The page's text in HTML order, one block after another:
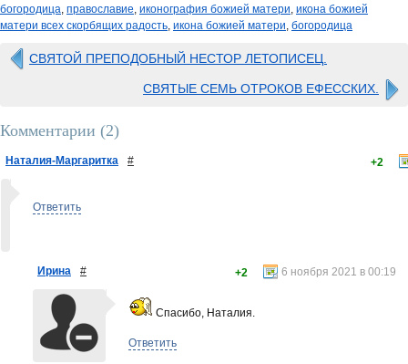
богородица, православие, иконография божией матери, икона божией
матери всех скорбящих радость, икона божией матери, богородица
СВЯТОЙ ПРЕПОДОБНЫЙ НЕСТОР ЛЕТОПИСЕЦ.
СВЯТЫЕ СЕМЬ ОТРОКОВ ЕФЕССКИХ.
Комментарии (2)
Наталия-Маргаритка # +2
Ответить
Ирина # 6 ноября 2021 в 00:19
+2
Спасибо, Наталия.
Ответить